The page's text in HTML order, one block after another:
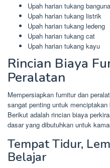
Upah harian tukang
Upah harian tukang listrik
Upah harian tukang ledeng
Upah harian tukang cat
Upah harian tukang kayu
Rincian Biaya
Peralatan
Mempersiapkan furnitur dan
sangat penting untuk
Berikut adalah rincian biaya
dasar yang dibutuhkan untuk
Tempat Tidur,
Belajar